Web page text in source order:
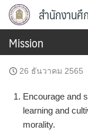
Skip
สำนักงานศึ
Mission
26 ธันวาคม 2565
Encourage and
learning and
morality.